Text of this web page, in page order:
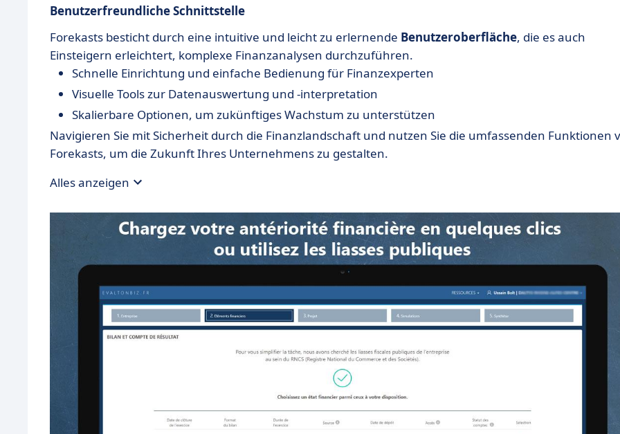
Benutzerfreundliche Schnittstelle
Forekasts besticht durch eine intuitive und leicht zu erlernende Benutzeroberfläche, die es auch
Einsteigern erleichtert, komplexe Finanzanalysen durchzuführen.
Schnelle Einrichtung und einfache Bedienung für Finanzexperten
Visuelle Tools zur Datenauswertung und -interpretation
Skalierbare Optionen, um zukünftiges Wachstum zu unterstützen
Navigieren Sie mit Sicherheit durch die Finanzlandschaft und nutzen Sie die umfassenden Funktionen
Forekasts, um die Zukunft Ihres Unternehmens zu gestalten.
Alles anzeigen